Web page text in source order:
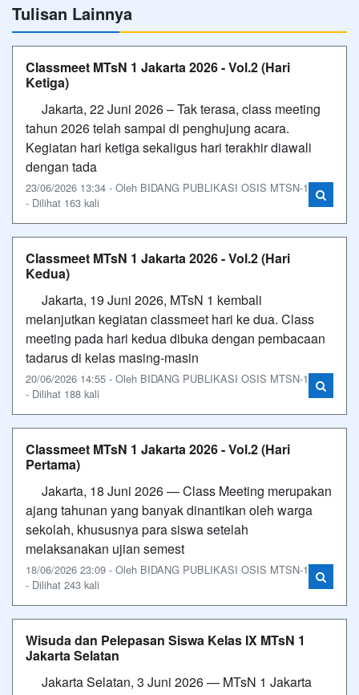
Tulisan Lainnya
Classmeet MTsN 1 Jakarta 2026 - Vol.2 (Hari
Ketiga)
Jakarta, 22 Juni 2026 – Tak terasa, class meeting
tahun 2026 telah sampai di penghujung acara.
Kegiatan hari ketiga sekaligus hari terakhir diawali
dengan tada
23/06/2026 13:34 - Oleh BIDANG PUBLIKASI OSIS MTSN-1
- Dilihat 163 kali
Classmeet MTsN 1 Jakarta 2026 - Vol.2 (Hari
Kedua)
Jakarta, 19 Juni 2026, MTsN 1 kembali
melanjutkan kegiatan classmeet hari ke dua. Class
meeting pada hari kedua dibuka dengan pembacaan
tadarus di kelas masing-masin
20/06/2026 14:55 - Oleh BIDANG PUBLIKASI OSIS MTSN-1
- Dilihat 188 kali
Classmeet MTsN 1 Jakarta 2026 - Vol.2 (Hari
Pertama)
Jakarta, 18 Juni 2026 — Class Meeting merupakan
ajang tahunan yang banyak dinantikan oleh warga
sekolah, khususnya para siswa setelah
melaksanakan ujian semest
18/06/2026 23:09 - Oleh BIDANG PUBLIKASI OSIS MTSN-1
- Dilihat 243 kali
Wisuda dan Pelepasan Siswa Kelas IX MTsN 1
Jakarta Selatan
Jakarta Selatan, 3 Juni 2026 — MTsN 1 Jakarta